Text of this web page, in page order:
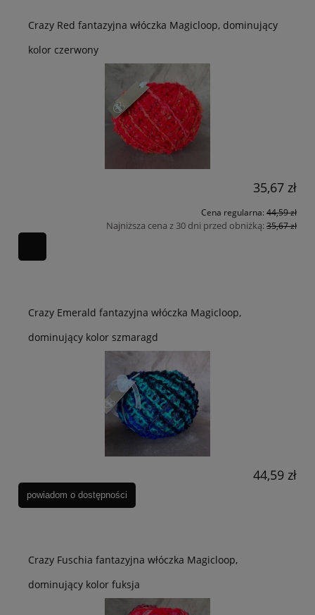
Crazy Red fantazyjna włóczka Magicloop, dominujący
kolor czerwony
35,67 zł
Cena regularna: 44,59 zł
Najniższa cena z 30 dni przed obniżką:35,67 zł
Crazy Emerald fantazyjna włóczka Magicloop,
dominujący kolor szmaragd
44,59 zł
powiadom o dostępności
Crazy Fuschia fantazyjna włóczka Magicloop,
dominujący kolor fuksja